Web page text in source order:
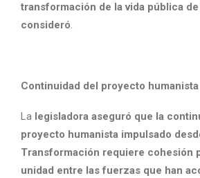
transformación de la vida pública
consideró.
Continuidad del proyecto humanista
La legisladora aseguró que la
proyecto humanista impulsado
Transformación requiere cohesión
unidad entre las fuerzas que han